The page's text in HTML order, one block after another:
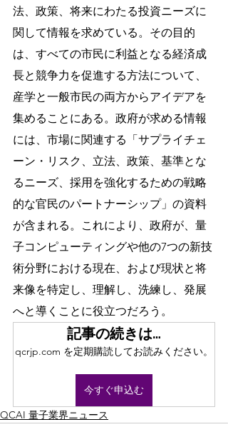
法、政策、将来にわたる投資ニーズに
関して情報を求めている。その目的
は、すべての市民に利益となる経済成
長と競争力を促進する方法について、
産学と一般市民の両方からアイデアを
集めることにある。政府が求める情報
には、市場に関連する「サプライチェ
ーン・リスク、立法、政策、基準とな
るニーズ、採用を強化するための戦略
的な官民のパートナーシップ」の資料
が含まれる。これにより、政府が、量
子コンピューティングや他の7つの新技
術分野における現在、および現状と将
来像を特定し、理解し、洗練し、発展
へと導くことに役立つだろう。
記事の続きは…
qcrjp.com を定期購読してお読みください。
今すぐ申込む
QCAI 量子業界ニュース